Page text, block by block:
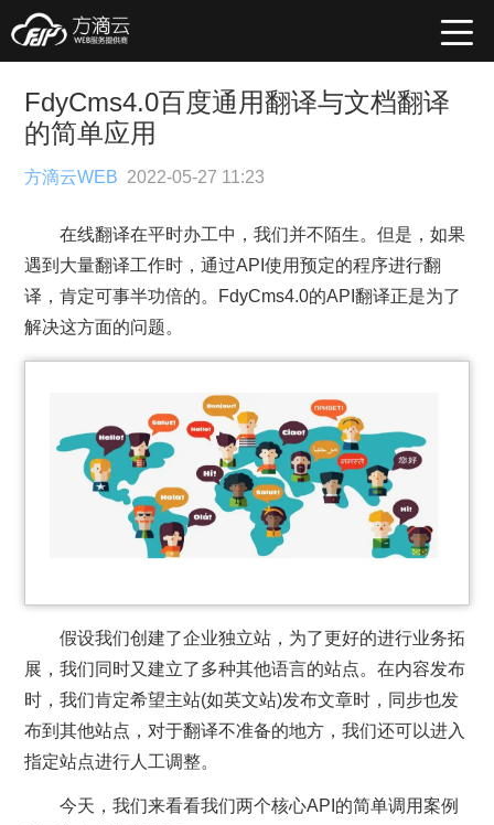
FdyCms4.0百度通用翻译与文档翻译
的简单应用
方滴云WEB 2022-05-27 11:23
在线翻译在平时办工中，我们并不陌生。但是，如果
遇到大量翻译工作时，通过API使用预定的程序进行翻
译，肯定可事半功倍的。FdyCms4.0的API翻译正是为了
解决这方面的问题。
假设我们创建了企业独立站，为了更好的进行业务拓
展，我们同时又建立了多种其他语言的站点。在内容发布
时，我们肯定希望主站(如英文站)发布文章时，同步也发
布到其他站点，对于翻译不准备的地方，我们还可以进入
指定站点进行人工调整。
今天，我们来看看我们两个核心API的简单调用案例